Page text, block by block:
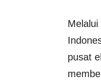
pusat